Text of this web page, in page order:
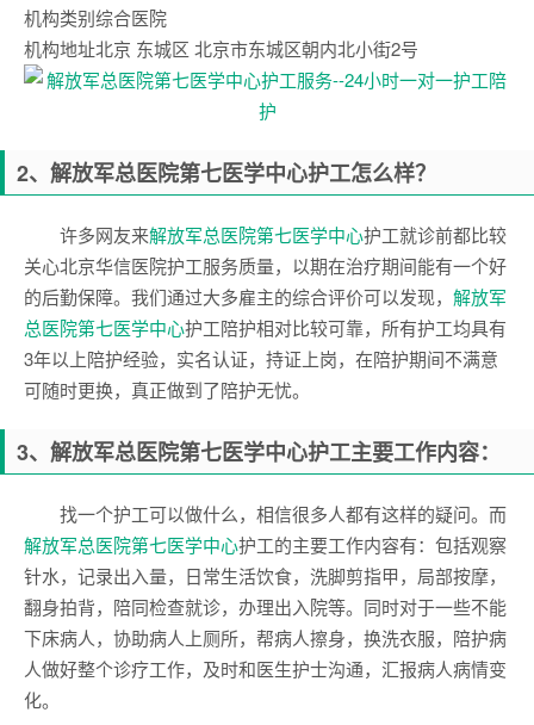
机构类别综合医院
机构地址北京 东城区 北京市东城区朝内北小街2号
2、 解放军总医院第七医学中心护工怎么样？
许多网友来解放军总医院第七医学中心护工就诊前都比较
关心北京华信医院护工服务质量，以期在治疗期间能有一个好
的后勤保障。我们通过大多雇主的综合评价可以发现， 解放军
总医院第七医学中心护工陪护相对比较可靠，所有护工均具有
3年以上陪护经验，实名认证，持证上岗，在陪护期间不满意
可随时更换，真正做到了陪护无忧。
3、解放军总医院第七医学中心护工主要工作内容：
找一个护工可以做什么，相信很多人都有这样的疑问。而
解放军总医院第七医学中心护工的主要工作内容有：包括观察
针水，记录出入量，日常生活饮食，洗脚剪指甲，局部按摩，
翻身拍背，陪同检查就诊，办理出入院等。同时对于一些不能
下床病人，协助病人上厕所，帮病人擦身，换洗衣服，陪护病
人做好整个诊疗工作，及时和医生护士沟通，汇报病人病情变
化。